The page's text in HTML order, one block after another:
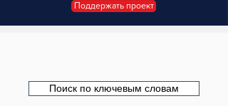
Поддержать проект
Поиск по ключевым словам